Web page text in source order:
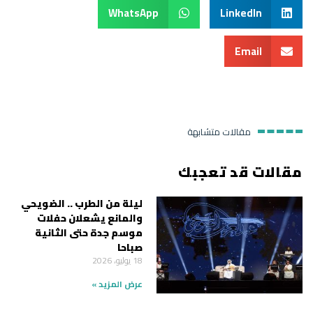
LinkedIn
WhatsApp
Email
مقالات متشابهة
مقالات قد تعجبك
ليلة من الطرب .. الضويحي
والمانع يشعلان حفلات
موسم جدة حتى الثانية
صباحا
18 يوليو، 2026
عرض المزيد »